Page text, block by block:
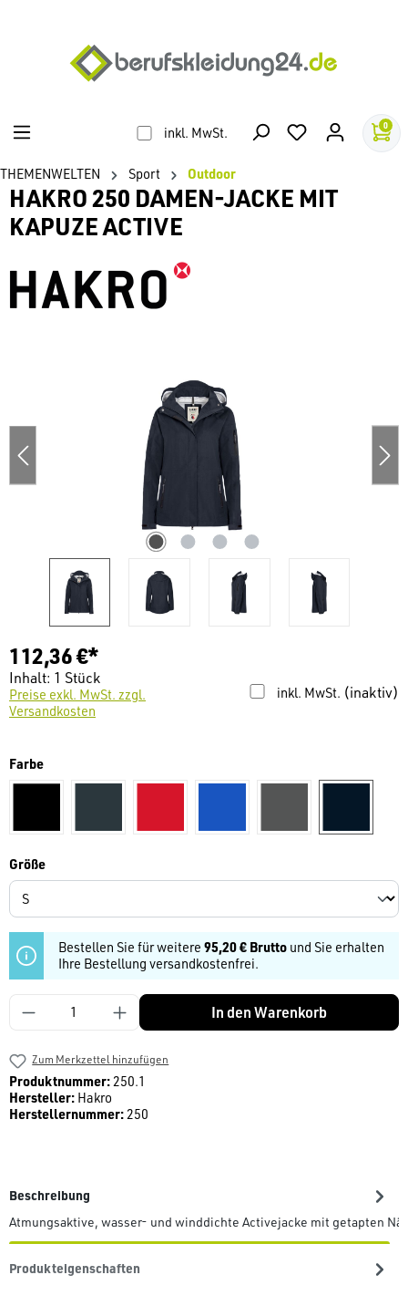
inkl. MwSt. 0
THEMENWELTEN Sport Outdoor
HAKRO 250 DAMEN-JACKE MIT
KAPUZE ACTIVE
112,36 €*
Inhalt: 1 Stück
inkl. MwSt. (inaktiv)
Preise exkl. MwSt. zzgl.
Versandkosten
Farbeauswählen
Größeauswählen
Bestellen Sie für weitere 95,20 € Brutto und Sie erhalten
Ihre Bestellung versandkostenfrei.
Produkt Anzahl: Gib den gewünschten Wert
In den Warenkorb
Zum Merkzettel hinzufügen
Produktnummer:250.1
Hersteller: Hakro
Herstellernummer:250
Beschreibung
Atmungsaktive, wasser- und winddichte Activejacke mit getapten
Produkteigenschaften